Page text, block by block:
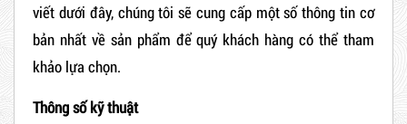
viết dưới đây, chúng tôi sẽ cung cấp một số thông tin cơ
bản nhất về sản phẩm để quý khách hàng có thể tham
khảo lựa chọn.
Thông số kỹ thuật